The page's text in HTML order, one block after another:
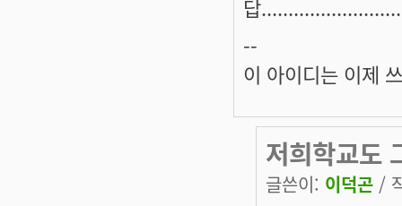
답
--
이 아이디는 이제
저희학교도
글쓴이: 이덕곤 /